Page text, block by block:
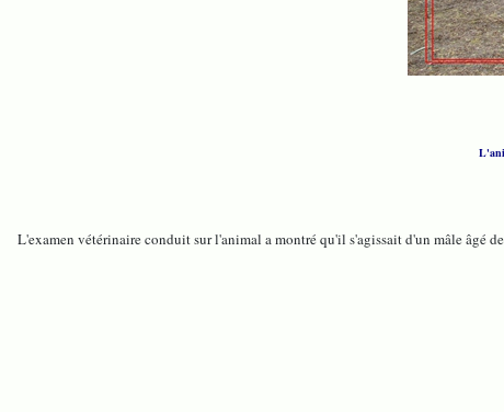
L'examen vétérinaire conduit sur l'animal a montré qu'il s'agissait d'un mâle âgé